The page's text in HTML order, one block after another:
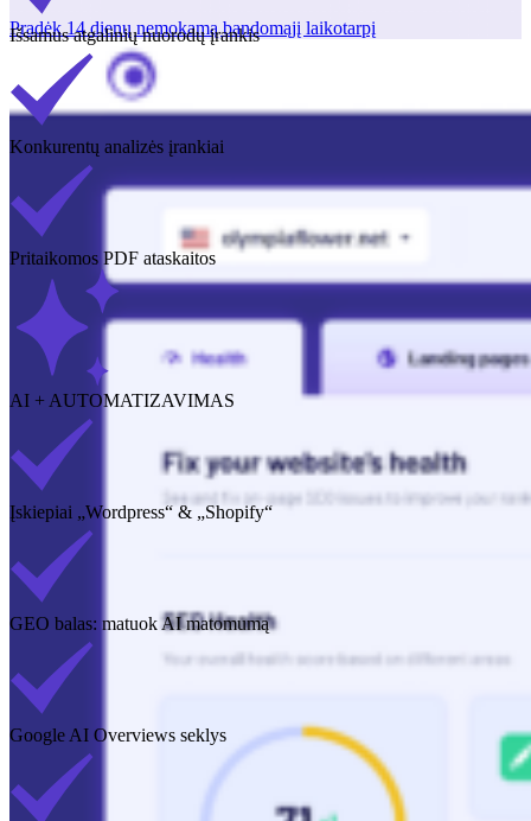
Pradėk 14 dienų nemokamą bandomąjį laikotarpį
Išsamus atgalinių nuorodų įrankis
Konkurentų analizės įrankiai
Pritaikomos PDF ataskaitos
AI + AUTOMATIZAVIMAS
Įskiepiai „Wordpress“ & „Shopify“
GEO balas: matuok AI matomumą
Google AI Overviews seklys